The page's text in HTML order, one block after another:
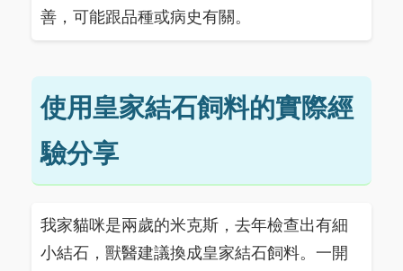
善，可能跟品種或病史有關。
使用皇家結石飼料的實際經
驗分享
我家貓咪是兩歲的米克斯，去年檢查出有細
小結石，獸醫建議換成皇家結石飼料。一開